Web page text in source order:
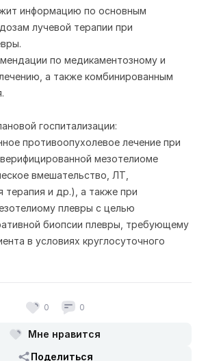
информацию по основным
лучевой терапии при
по медикаментозному и
а также комбинированным
госпитализации:
противоопухолевое лечение при
мезотелиоме
вмешательство, ЛТ,
терапия и др.), а также при
плевры с целью
биопсии плевры, требующему
в условиях круглосуточного
0 0
Мне нравится
Поделиться